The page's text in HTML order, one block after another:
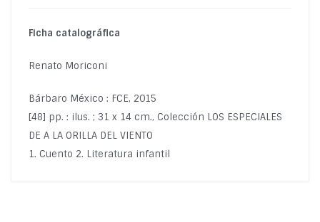
Ficha catalográfica
Renato Moriconi
Bárbaro México : FCE, 2015
[48] pp. : ilus. ; 31 x 14 cm., Colección LOS ESPECIALES
DE A LA ORILLA DEL VIENTO
1. Cuento 2. Literatura infantil